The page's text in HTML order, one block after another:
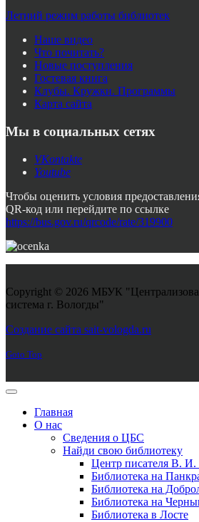
Летний режим работы библиотек
Наше видео
Что почитать?
Новые поступления
Гостевая книга
Клубы. Кружки. Программы
Карта сайта
Мы в социальных сетях
VKontakte
Youtube
Чтобы оценить условия
QR-код или перейдите по ссылке
https://bus.gov.ru/qrcode/rate/319900
Copyright © 2026 МБУК
система г. Вологды"
Создание сайта sait-vologda.ru
Goto Top
Главная
О нас
Сведения о ЦБС
Найди свою библиотеку
Центр писателя В. И.
Библиотека на
Библиотека на
Библиотека на
Библиотека в Лосте